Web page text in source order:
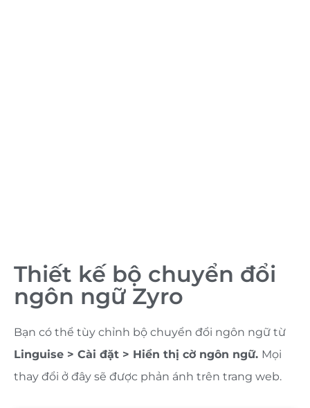
Thiết kế bộ chuyển đổi
ngôn ngữ Zyro
Bạn có thể tùy chỉnh bộ chuyển đổi ngôn ngữ từ
Linguise > Cài đặt > Hiển thị cờ ngôn ngữ. Mọi
thay đổi ở đây sẽ được phản ánh trên trang web.